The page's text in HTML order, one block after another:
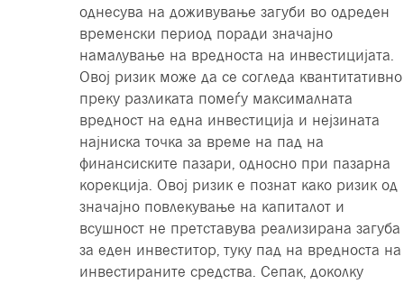
однесува на доживување загуби во одреден
временски период поради значајно
намалување на вредноста на инвестицијата.
Овој ризик може да се согледа квантитативно
преку разликата помеѓу максималната
вредност на една инвестиција и нејзината
најниска точка за време на пад на
финансиските пазари, односно при пазарна
корекција. Овој ризик е познат како ризик од
значајно повлекување на капиталот и
всушност не претставува реализирана загуба
за еден инвеститор, туку пад на вредноста на
инвестираните средства. Сепак, доколку